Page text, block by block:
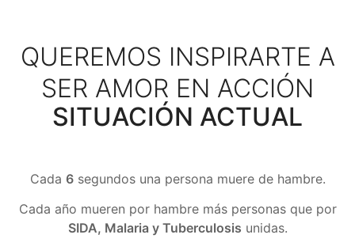
QUEREMOS INSPIRARTE A
SER AMOR EN ACCIÓN
SITUACIÓN ACTUAL
Cada 6segundos una persona muere de hambre.
Cada año mueren por hambre más personas que por
SIDA, Malaria y Tuberculosis unidas.